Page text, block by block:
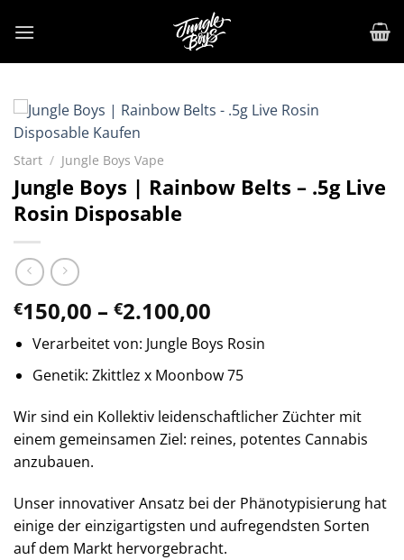
Inhalt
Start / Jungle Boys Vape
Jungle Boys | Rainbow Belts – .5g Live
Rosin Disposable
€150,00 – €2.100,00
€150,00
bis
€2.100,00
Verarbeitet von: Jungle Boys Rosin
Genetik: Zkittlez x Moonbow 75
Wir sind ein Kollektiv leidenschaftlicher Züchter mit
einem gemeinsamen Ziel: reines, potentes Cannabis
anzubauen.
Unser innovativer Ansatz bei der Phänotypisierung hat
einige der einzigartigsten und aufregendsten Sorten
auf dem Markt hervorgebracht.